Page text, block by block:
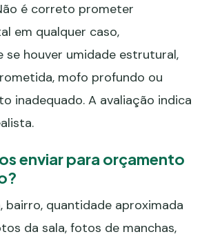
é correto prometer
em qualquer caso,
se houver umidade estrutural,
mofo profundo ou
inadequado. A avaliação indica
enviar para orçamento
bairro, quantidade aproximada
da sala, fotos de manchas,